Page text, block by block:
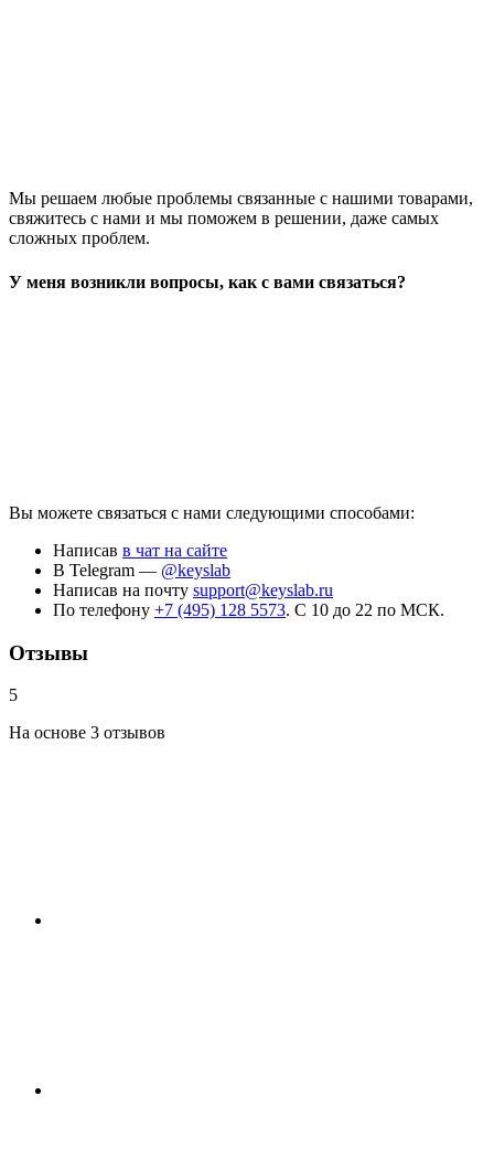
Мы решаем любые проблемы связанные с нашими товарами,
свяжитесь с нами и мы поможем в решении, даже самых
сложных проблем.
У меня возникли вопросы, как с вами связаться?
Вы можете связаться с нами следующими способами:
Написав в чат на сайте
В Telegram — @keyslab
Написав на почту support@keyslab.ru
По телефону +7 (495) 128 5573. С 10 до 22 по МСК.
Отзывы
5
На основе 3 отзывов